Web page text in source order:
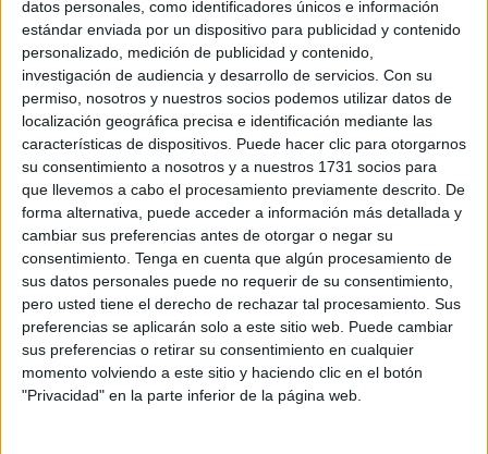
datos personales, como identificadores únicos e información
estándar enviada por un dispositivo para publicidad y contenido
personalizado, medición de publicidad y contenido,
investigación de audiencia y desarrollo de servicios. Con su
permiso, nosotros y nuestros socios podemos utilizar datos de
localización geográfica precisa e identificación mediante las
características de dispositivos. Puede hacer clic para otorgarnos
su consentimiento a nosotros y a nuestros 1731 socios para
que llevemos a cabo el procesamiento previamente descrito. De
forma alternativa, puede acceder a información más detallada y
cambiar sus preferencias antes de otorgar o negar su
consentimiento. Tenga en cuenta que algún procesamiento de
sus datos personales puede no requerir de su consentimiento,
pero usted tiene el derecho de rechazar tal procesamiento. Sus
preferencias se aplicarán solo a este sitio web. Puede cambiar
sus preferencias o retirar su consentimiento en cualquier
momento volviendo a este sitio y haciendo clic en el botón
"Privacidad" en la parte inferior de la página web.
La ola de calor aprieta en Ceuta: aviso
amarillo por temperaturas máximas de 38º
POR ISABEL JIMÉNEZ 22/07/2026 1
De los 20 a los 27 grados: así ha subido el
termómetro en Ceuta
POR PALOMA ABAD 20/07/2026 0
Las altas temperaturas no se marchan:
ampliado el aviso amarillo en Ceuta a este
martes
POR ISABEL JIMÉNEZ 20/07/2026 0
Ampliado el aviso amarillo por altas
temperaturas en Ceuta a este lunes
POR ISABEL JIMÉNEZ 19/07/2026 0